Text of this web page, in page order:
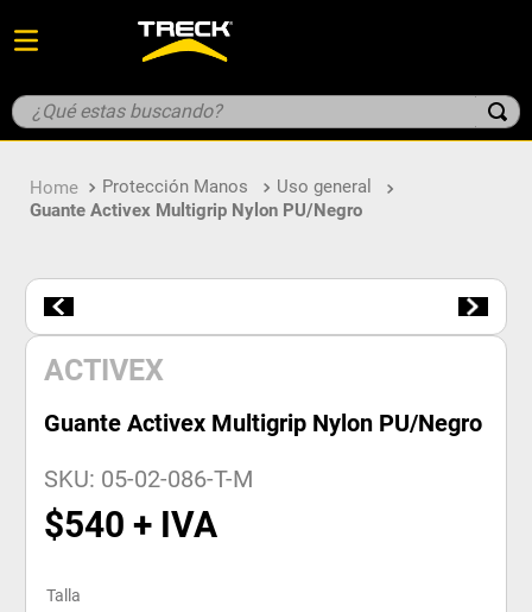
¿Qué estas buscando?
Protección Manos
Uso general
Guante Activex Multigrip Nylon PU/Negro
ACTIVEX
Guante Activex Multigrip Nylon PU/Negro
SKU: 05-02-086-T-M
$540
Talla
1. guante